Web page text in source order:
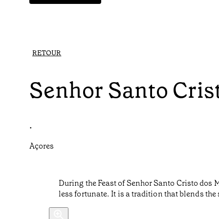
RETOUR
Senhor Santo
•
Açores
During the Feast of Senhor Santo Cristo
less fortunate. It is a tradition that blends the